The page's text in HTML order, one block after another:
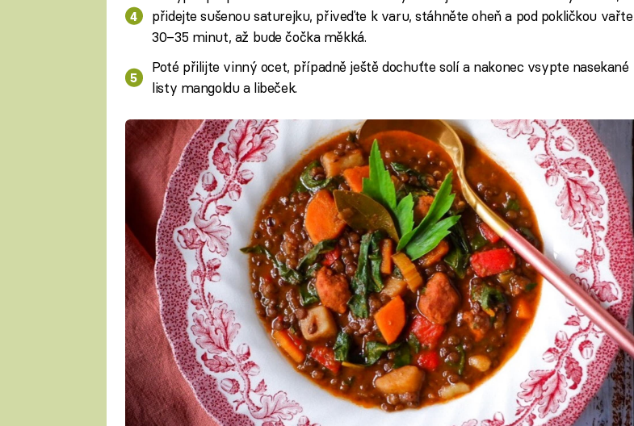
přidejte sušenou saturejku, přiveďte k varu, stáhněte oheň a pod pokličkou vařte
30–35 minut, až bude čočka měkká.
Poté přilijte vinný ocet, případně ještě dochuťte solí a nakonec vsypte nasekané
listy mangoldu a libeček.